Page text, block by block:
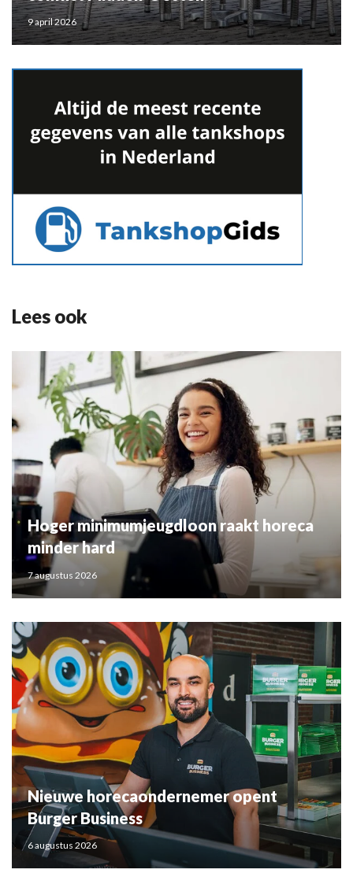
9 april 2026
Lees ook
Hoger minimumjeugdloon raakt horeca
minder hard
7 augustus 2026
Nieuwe horecaondernemer opent
Burger Business
6 augustus 2026